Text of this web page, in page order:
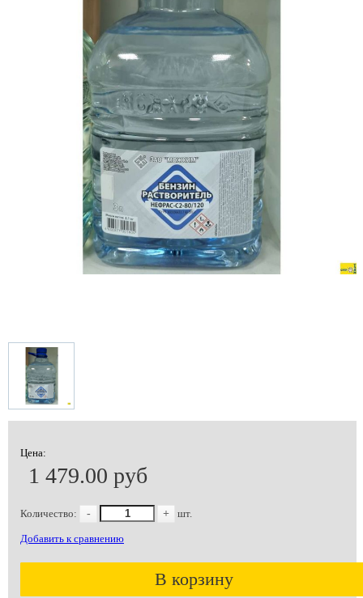
Цена:
1 479.00 руб
Количество: - + шт.
Добавить к сравнению
В корзину